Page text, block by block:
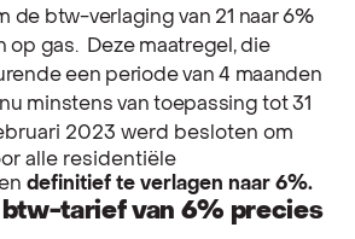
de btw-verlaging van 21 naar 6%
op gas.
Deze maatregel, die
een periode van 4 maanden
minstens van toepassing tot 31
2023 werd besloten om
alle residentiële
definitief te verlagen naar 6%.
btw-tarief van 6% precies